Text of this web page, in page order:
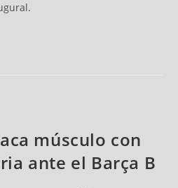
músculo con
ante el Barça B